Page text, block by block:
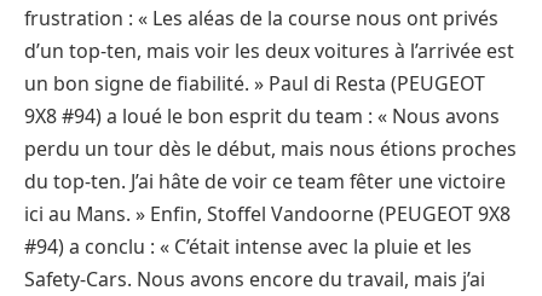
frustration : « Les aléas de la course nous ont privés
d’un top-ten, mais voir les deux voitures à l’arrivée est
un bon signe de fiabilité. » Paul di Resta (PEUGEOT
9X8 #94) a loué le bon esprit du team : « Nous avons
perdu un tour dès le début, mais nous étions proches
du top-ten. J’ai hâte de voir ce team fêter une victoire
ici au Mans. » Enfin, Stoffel Vandoorne (PEUGEOT 9X8
#94) a conclu : « C’était intense avec la pluie et les
Safety-Cars. Nous avons encore du travail, mais j’ai